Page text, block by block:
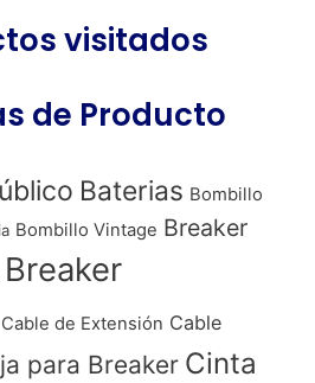
visitados
de Producto
Baterias Bombillo
Bombillo Vintage Breaker
Breaker
Cable de Extensión Cable
para Breaker Cinta